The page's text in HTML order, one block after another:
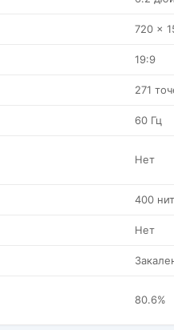
720 x
19:9
271
60 Гц
Нет
400 нит
Нет
80.6%